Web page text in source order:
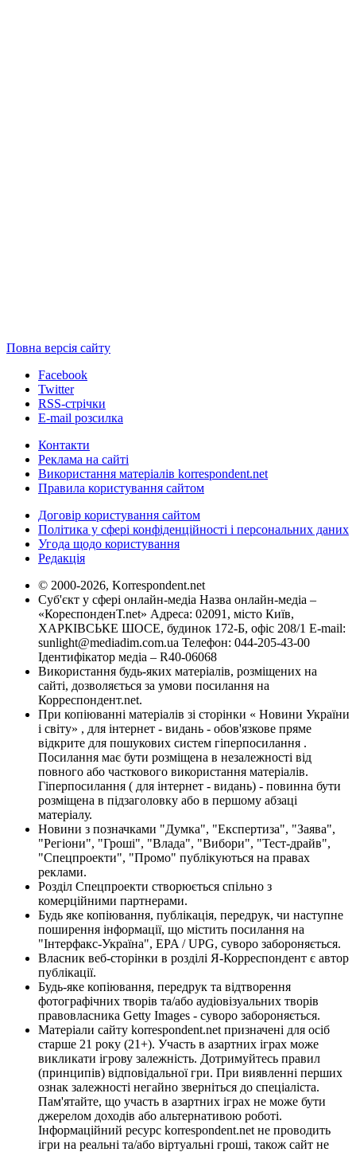
Повна версія сайту
Facebook
Twitter
RSS-стрічки
E-mail розсилка
Контакти
Реклама на сайті
Використання матеріалів korrespondent.net
Правила користування сайтом
Договір користування сайтом
Політика у сфері конфіденційності і персональних даних
Угода щодо користування
Редакція
© 2000-2026, Korrespondent.net
Суб'єкт у сфері онлайн-медіа Назва онлайн-медіа –
«КореспонденТ.net» Адреса: 02091, місто Київ,
ХАРКІВСЬКЕ ШОСЕ, будинок 172-Б, офіс 208/1 E-mail:
sunlight@mediadim.com.ua Телефон: 044-205-43-00
Ідентифікатор медіа – R40-06068
Використання будь-яких матеріалів, розміщених на
сайті, дозволяється за умови посилання на
Корреспондент.net.
При копіюванні матеріалів зі сторінки « Новини України
і світу» , для інтернет - видань - обов'язкове пряме
відкрите для пошукових систем гіперпосилання .
Посилання має бути розміщена в незалежності від
повного або часткового використання матеріалів.
Гіперпосилання ( для інтернет - видань) - повинна бути
розміщена в підзаголовку або в першому абзаці
матеріалу.
Новини з позначками "Думка", "Експертиза", "Заява",
"Регіони", "Гроші", "Влада", "Вибори", "Тест-драйв",
"Спецпроекти", "Промо" публікуються на правах
реклами.
Розділ Спецпроекти створюється спільно з
комерційними партнерами.
Будь яке копіювання, публікація, передрук, чи наступне
поширення інформації, що містить посилання на
"Інтерфакс-Україна", EPA / UPG, суворо забороняється.
Власник веб-сторінки в розділі Я-Корреспондент є автор
публікації.
Будь-яке копіювання, передрук та відтворення
фотографічних творів та/або аудіовізуальних творів
правовласника Getty Images - суворо забороняється.
Матеріали сайту korrespondent.net призначені для осіб
старше 21 року (21+). Участь в азартних іграх може
викликати ігрову залежність. Дотримуйтесь правил
(принципів) відповідальної гри. При виявленні перших
ознак залежності негайно зверніться до спеціаліста.
Пам'ятайте, що участь в азартних іграх не може бути
джерелом доходів або альтернативою роботі.
Інформаційний ресурс korrespondent.net не проводить
ігри на реальні та/або віртуальні гроші, також сайт не